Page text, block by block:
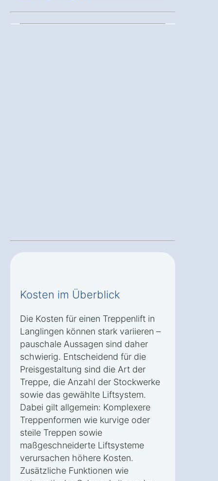
Kosten im Überblick
Die Kosten für einen Treppenlift in
Langlingen können stark variieren –
pauschale Aussagen sind daher
schwierig. Entscheidend für die
Preisgestaltung sind die Art der
Treppe, die Anzahl der Stockwerke
sowie das gewählte Liftsystem.
Dabei gilt allgemein: Komplexere
Treppenformen wie kurvige oder
steile Treppen sowie
maßgeschneiderte Liftsysteme
verursachen höhere Kosten.
Zusätzliche Funktionen wie